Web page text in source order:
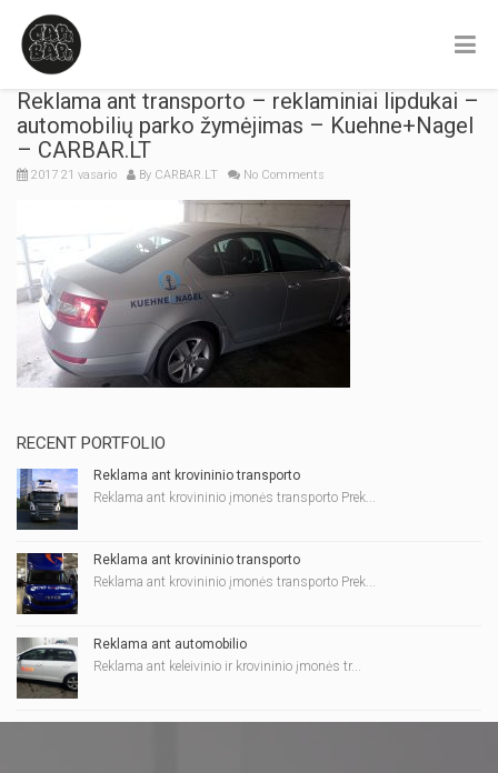
Reklama ant transporto – reklaminiai lipdukai –
automobilių parko žymėjimas – Kuehne+Nagel
– CARBAR.LT
2017 21 vasario By CARBAR.LT No Comments
RECENT PORTFOLIO
Reklama ant krovininio transporto
Reklama ant krovininio įmonės transporto Prek...
Reklama ant krovininio transporto
Reklama ant krovininio įmonės transporto Prek...
Reklama ant automobilio
Reklama ant keleivinio ir krovininio įmonės tr...